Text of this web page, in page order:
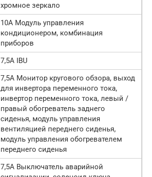
хромное зеркало
10А Модуль управления
кондиционером, комбинация
приборов
7,5А IBU
7,5А Монитор кругового обзора, выход
для инвертора переменного тока,
инвертор переменного тока, левый /
правый обогреватель заднего
сиденья, модуль управления
вентиляцией переднего сиденья,
модуль управления обогревателем
переднего сиденья
7,5А Выключатель аварийной